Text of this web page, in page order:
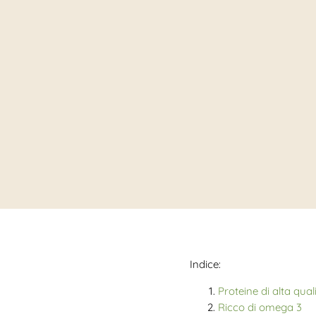
Indice:
Proteine di alta
Ricco diomega 3